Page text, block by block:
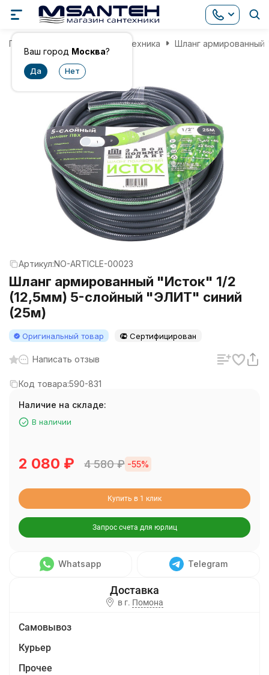
Ваш город Москва?
Главная Инженерная сантехника Шланг армированный
Артикул:NO-ARTICLE-00023
Шланг армированный "Исток" 1/2
(12,5мм) 5-слойный "ЭЛИТ" синий
(25м)
Оригинальный товар Сертифицирован
Написать отзыв
Код товара:590-831
Наличие на складе:
В наличии
2 080 ₽ 4 580₽ -55%
Купить в 1 клик
Запрос счета для юрлиц
Whatsapp Telegram
в г. Помона
Самовывоз
Курьер
Прочее